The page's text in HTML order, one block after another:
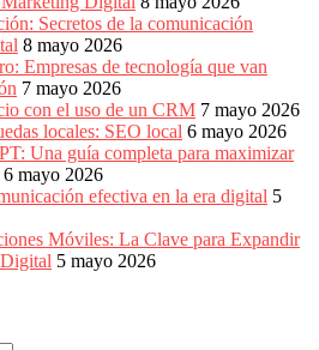
Secretos de la comunicación
8 mayo 2026
Empresas de tecnología que van
7 mayo 2026
con el uso de un CRM 7 mayo 2026
locales: SEO local 6 mayo 2026
Una guía completa para maximizar
6 mayo 2026
efectiva en la era digital 5
Móviles: La Clave para Expandir
5 mayo 2026